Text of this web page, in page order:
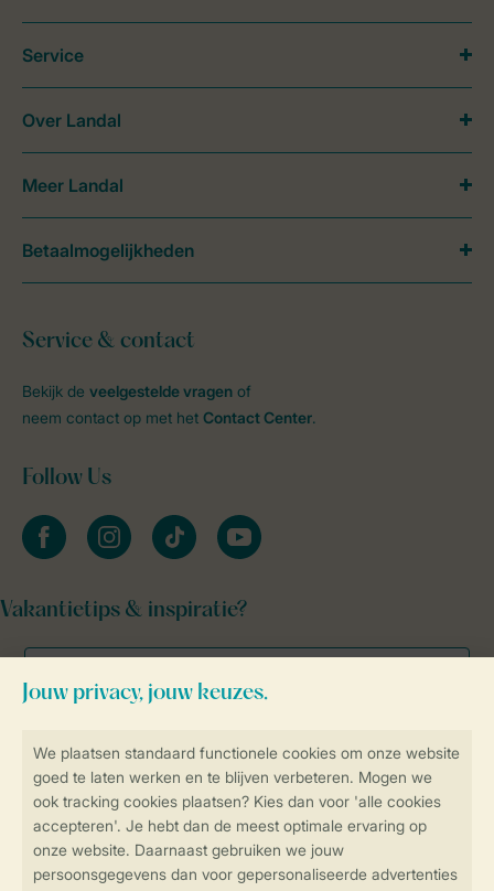
Veilig en snel online boeken
Veilige gegevensoverdracht
Veilige betaling
Service & contact
Bekijk de veelgestelde vragen of
neem contact op met het Contact Center.
Follow Us
facebookinstagramtiktok youtube
Vakantietips & inspiratie?
Service
Over Landal
Meer Landal
Betaalmogelijkheden